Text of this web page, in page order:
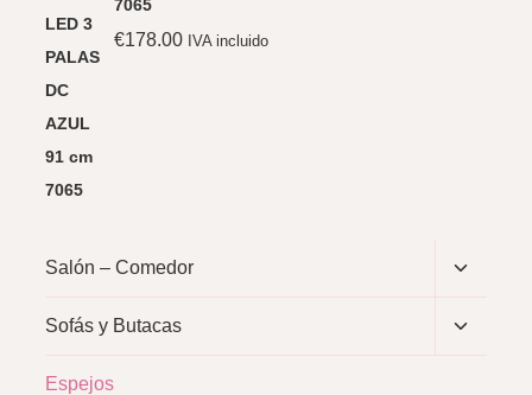
7065
€178.00 IVA incluido
Salón – Comedor
Alternar
Sofás y Butacas
Alternar
Espejos